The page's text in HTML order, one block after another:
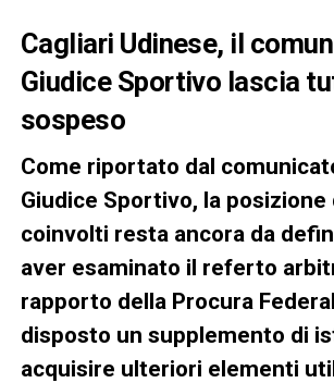
Cagliari Udinese, il
Giudice Sportivo lascia
sospeso
Come riportato dal
Giudice Sportivo, la
coinvolti resta ancora da
aver esaminato il referto
rapporto della Procura
disposto un supplemento di
acquisire ulteriori elementi